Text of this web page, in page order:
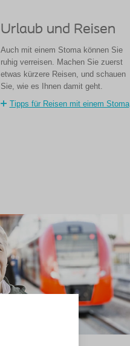
Urlaub und Reisen
Auch mit einem Stoma können Sie
ruhig verreisen. Machen Sie zuerst
etwas kürzere Reisen, und schauen
Sie, wie es Ihnen damit geht.
Tipps für Reisen mit einem Stoma